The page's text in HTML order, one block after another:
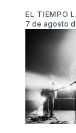
EL TIEMPO
7 de agosto